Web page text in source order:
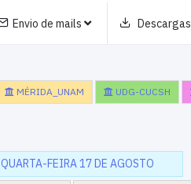
Envio de mails Descargas
MÉRIDA_UNAM UDG-CUCSH
QUARTA-FEIRA 17 DE AGOSTO